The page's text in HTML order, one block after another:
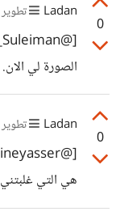
0
Ladan
قولك.
0
Ladan
اختيار امر